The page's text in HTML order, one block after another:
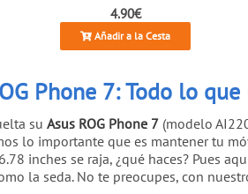
4.90€
Añadir a la Cesta
Phone 7: Todo lo
su Asus ROG Phone 7 (modelo
lo importante que es mantener tu
inches se raja, ¿qué haces? Pues
la seda. No te preocupes, con